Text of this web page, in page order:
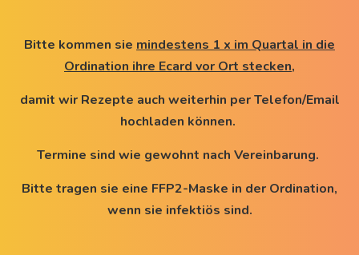
Bitte kommen sie mindestens 1 x im Quartal in die
Ordination ihre Ecard vor Ort stecken,
damit wir Rezepte auch weiterhin per Telefon/Email
hochladen können.
Termine sind wie gewohnt nach Vereinbarung.
Bitte tragen sie eine FFP2-Maske in der Ordination,
wenn sie infektiös sind.